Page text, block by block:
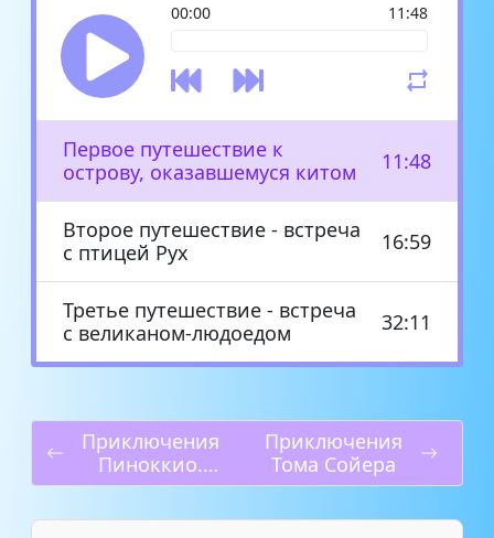
00:00 11:48
Первое путешествие к
острову, оказавшемуся китом
11:48
Второе путешествие - встреча
с птицей Рух
16:59
Третье путешествие - встреча
с великаном-людоедом
32:11
Приключения
Пиноккио.
История
Приключения
Тома Сойера